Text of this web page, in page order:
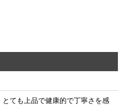
0
ても上品で健康的で丁寧さを感